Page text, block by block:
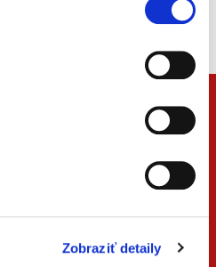
Zobraziť detaily